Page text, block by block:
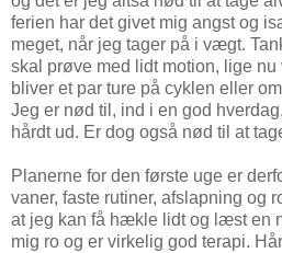
ferien har det givet mig angst og
meget, når jeg tager på i vægt.
skal prøve med lidt motion, lige
bliver et par ture på cyklen eller
Jeg er nød til, ind i en god
hårdt ud. Er dog også nød til at
Planerne for den første uge er
vaner, faste rutiner, afslapning og
at jeg kan få hækle lidt og læst en
mig ro og er virkelig god terapi.